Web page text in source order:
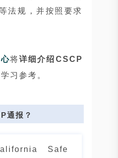
法规，并按照要求
将详细介绍CSCP
习参考。
通报？
Safe